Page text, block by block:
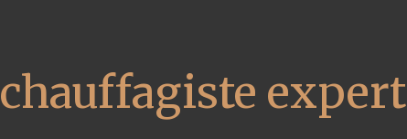
chauffagiste expert